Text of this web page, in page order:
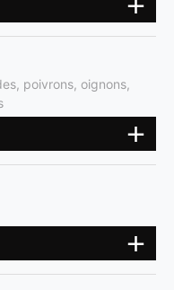
poivrons, oignons,